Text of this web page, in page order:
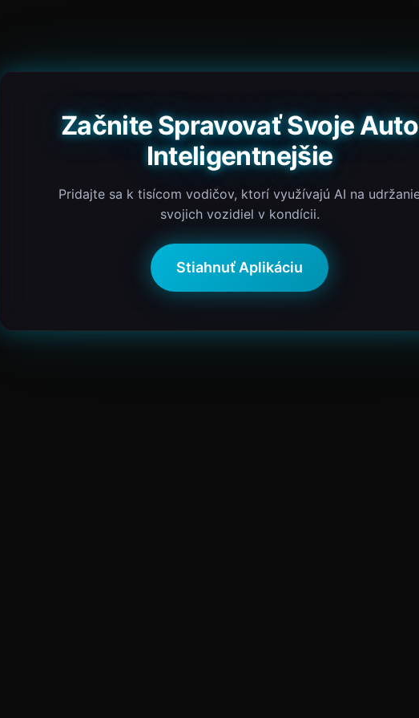
Začnite Spravovať Svoje Auto
Inteligentnejšie
Pridajte sa k tisícom vodičov, ktorí využívajú AI na
svojich vozidiel v kondícii.
Stiahnuť Aplikáciu